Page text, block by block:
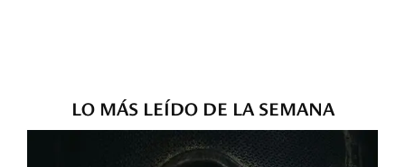
LO MÁS LEÍDO DE LA SEMANA